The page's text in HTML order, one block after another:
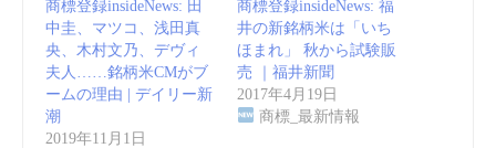
商標登録insideNews: 田
中圭、マツコ、浅田真
央、木村文乃、デヴィ
夫人……銘柄米CMがブ
ームの理由 | デイリー新
潮
2019年11月1日
商標登録insideNews: 福
井の新銘柄米は「いち
ほまれ」 秋から試験販
売 ｜福井新聞
2017年4月19日
商標_最新情報